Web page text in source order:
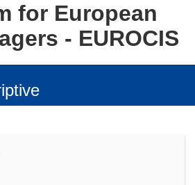
for European
- EUROCIS